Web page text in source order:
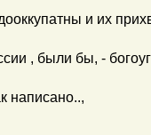
и их
, были бы, -
написано..,